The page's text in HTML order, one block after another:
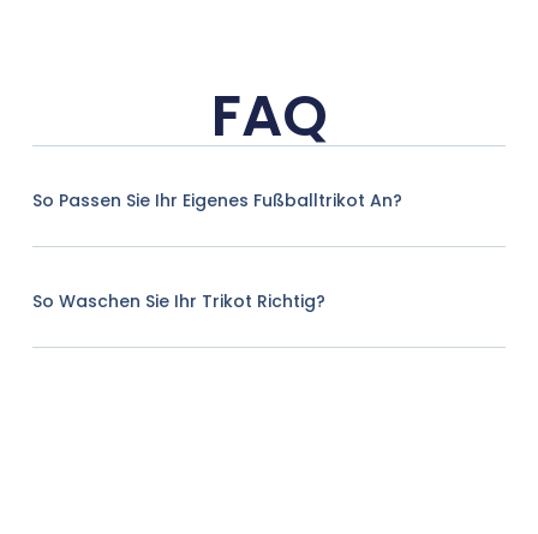
FAQ
So Passen Sie Ihr Eigenes Fußballtrikot An?
So Waschen Sie Ihr Trikot Richtig?